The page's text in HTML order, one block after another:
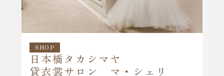
SHOP
日本橋タカシマヤ
貸衣裳サロン マ・シェリ